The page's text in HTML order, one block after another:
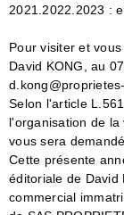
2021.2022.2023 :
Pour visiter et
David KONG, au
Selon l'article
l'organisation de
vous sera
Cette présente
éditoriale de David
commercial